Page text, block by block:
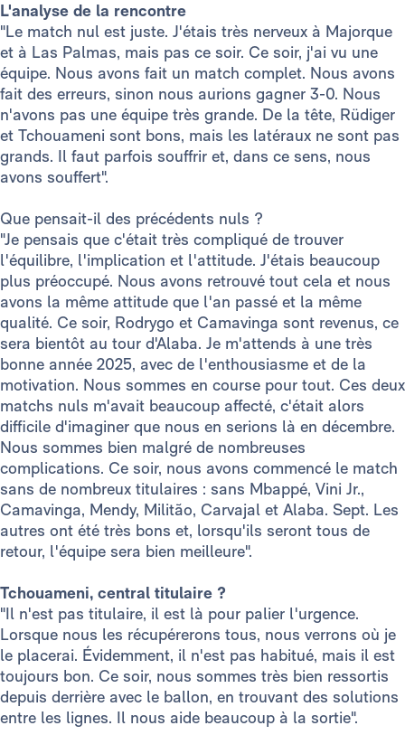
L'analyse de la rencontre
"Le match nul est juste. J'étais très nerveux à Majorque
et à Las Palmas, mais pas ce soir. Ce soir, j'ai vu une
équipe. Nous avons fait un match complet. Nous avons
fait des erreurs, sinon nous aurions gagner 3-0. Nous
n'avons pas une équipe très grande. De la tête, Rüdiger
et Tchouameni sont bons, mais les latéraux ne sont pas
grands. Il faut parfois souffrir et, dans ce sens, nous
avons souffert".
Que pensait-il des précédents nuls ?
"Je pensais que c'était très compliqué de trouver
l'équilibre, l'implication et l'attitude. J'étais beaucoup
plus préoccupé. Nous avons retrouvé tout cela et nous
avons la même attitude que l'an passé et la même
qualité. Ce soir, Rodrygo et Camavinga sont revenus, ce
sera bientôt au tour d'Alaba. Je m'attends à une très
bonne année 2025, avec de l'enthousiasme et de la
motivation. Nous sommes en course pour tout. Ces deux
matchs nuls m'avait beaucoup affecté, c'était alors
difficile d'imaginer que nous en serions là en décembre.
Nous sommes bien malgré de nombreuses
complications. Ce soir, nous avons commencé le match
sans de nombreux titulaires : sans Mbappé, Vini Jr.,
Camavinga, Mendy, Militão, Carvajal et Alaba. Sept. Les
autres ont été très bons et, lorsqu'ils seront tous de
retour, l'équipe sera bien meilleure".
Tchouameni, central titulaire ?
"Il n'est pas titulaire, il est là pour palier l'urgence.
Lorsque nous les récupérerons tous, nous verrons où je
le placerai. Évidemment, il n'est pas habitué, mais il est
toujours bon. Ce soir, nous sommes très bien ressortis
depuis derrière avec le ballon, en trouvant des solutions
entre les lignes. Il nous aide beaucoup à la sortie".